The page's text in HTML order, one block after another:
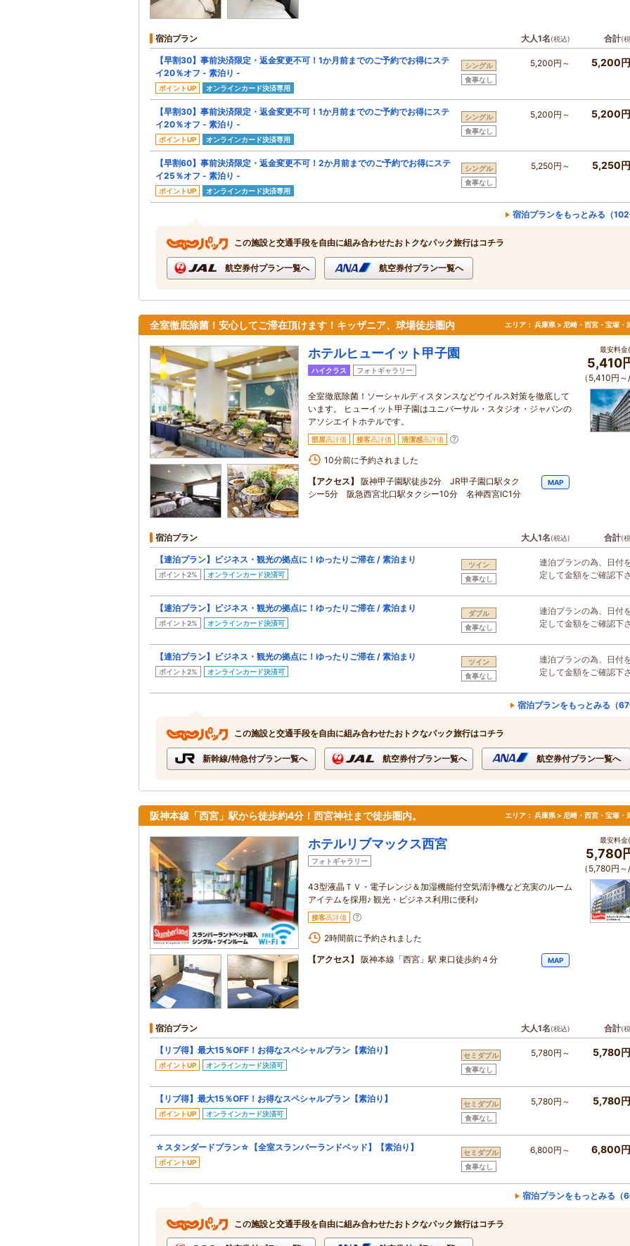
宿泊プラン 大人1名(税込) 合計(
【早割30】事前決済限定・返金変更不可！1か月前までのご予約でお得にステ
イ20％オフ - 素泊り -
ポイントUP オンラインカード決済専用
シングル
食事なし
5,200円～ 5,200
【早割30】事前決済限定・返金変更不可！1か月前までのご予約でお得にステ
イ20％オフ - 素泊り -
ポイントUP オンラインカード決済専用
シングル
食事なし
5,200円～ 5,200
【早割60】事前決済限定・返金変更不可！2か月前までのご予約でお得にステ
イ25％オフ - 素泊り -
ポイントUP オンラインカード決済専用
シングル
食事なし
5,250円～ 5,250
宿泊プランをもっとみる（102
この施設と交通手段を自由に組み合わせたおトクなパック旅行はコチラ
航空券付プラン一覧へ 航空券付プラン一覧へ
全室徹底除菌！安心してご滞在頂けます！キッザニア、球場徒歩圏内 エリア： 兵庫県 > 尼崎・西宮・宝塚・
ホテルヒューイット甲子園
ハイクラス フォトギャラリー
全室徹底除菌！ソーシャルディスタンスなどウイルス対策を徹底して
います。 ヒューイット甲子園はユニバーサル・スタジオ・ジャパンの
アソシエイトホテルです。
部屋高評価 接客高評価 清潔感高評価
10分前に予約されました
【アクセス】
阪神甲子園駅徒歩2分 JR甲子園口駅タク
シー5分 阪急西宮北口駅タクシー10分 名神西宮IC1分
MAP
最安料金
5,410
（5,410円～/
宿泊プラン 大人1名(税込) 合計(
【連泊プラン】ビジネス・観光の拠点に！ゆったりご滞在 / 素泊まり
ポイント2% オンラインカード決済可
ツイン
食事なし
連泊プランの為、日付
定して金額をご確認下
【連泊プラン】ビジネス・観光の拠点に！ゆったりご滞在 / 素泊まり
ポイント2% オンラインカード決済可
ダブル
食事なし
連泊プランの為、日付
定して金額をご確認下
【連泊プラン】ビジネス・観光の拠点に！ゆったりご滞在 / 素泊まり
ポイント2% オンラインカード決済可
ツイン
食事なし
連泊プランの為、日付
定して金額をご確認下
宿泊プランをもっとみる（67
この施設と交通手段を自由に組み合わせたおトクなパック旅行はコチラ
新幹線/特急付プラン一覧へ 航空券付プラン一覧へ 航空券付プラン一覧へ
阪神本線「西宮」駅から徒歩約4分！西宮神社まで徒歩圏内。 エリア： 兵庫県 > 尼崎・西宮・宝塚・
ホテルリブマックス西宮
フォトギャラリー
43型液晶ＴＶ・電子レンジ＆加湿機能付空気清浄機など充実のルーム
アイテムを採用♪ 観光・ビジネス利用に便利♪
接客高評価
2時間前に予約されました
【アクセス】
阪神本線「西宮」駅 東口徒歩約４分 MAP
最安料金
5,780
（5,780円～/
宿泊プラン 大人1名(税込) 合計(
【リブ得】最大15％OFF！お得なスペシャルプラン【素泊り】
ポイントUP オンラインカード決済可
セミダブル
食事なし
5,780円～ 5,780
【リブ得】最大15％OFF！お得なスペシャルプラン【素泊り】
ポイントUP オンラインカード決済可
セミダブル
食事なし
5,780円～ 5,780
☆スタンダードプラン☆【全室スランバーランドベッド】【素泊り】
ポイントUP
セミダブル
食事なし
6,800円～ 6,800
宿泊プランをもっとみる（6
この施設と交通手段を自由に組み合わせたおトクなパック旅行はコチラ